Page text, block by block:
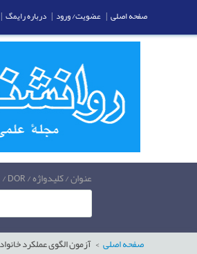
عنوان / کلیدواژه / DOI / DOR
صفحه اصلی آزمون الگوی عملکرد
صفحه اصلی | عضویت/ ورود | درباره رایمگ |